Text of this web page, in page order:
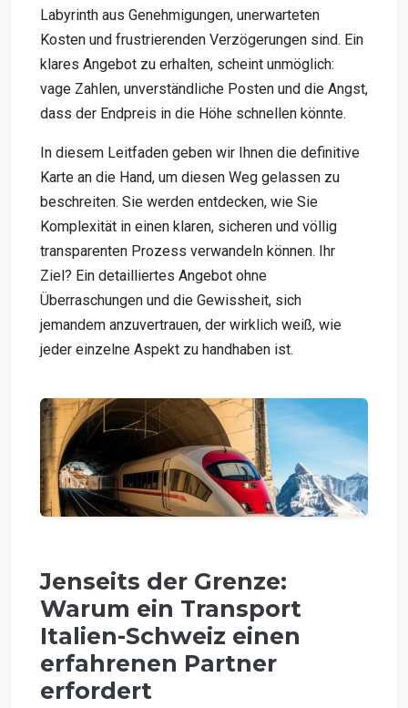
Labyrinth aus Genehmigungen, unerwarteten
Kosten und frustrierenden Verzögerungen sind. Ein
klares Angebot zu erhalten, scheint unmöglich:
vage Zahlen, unverständliche Posten und die Angst,
dass der Endpreis in die Höhe schnellen könnte.
In diesem Leitfaden geben wir Ihnen die definitive
Karte an die Hand, um diesen Weg gelassen zu
beschreiten. Sie werden entdecken, wie Sie
Komplexität in einen klaren, sicheren und völlig
transparenten Prozess verwandeln können. Ihr
Ziel? Ein detailliertes Angebot ohne
Überraschungen und die Gewissheit, sich
jemandem anzuvertrauen, der wirklich weiß, wie
jeder einzelne Aspekt zu handhaben ist.
Jenseits der Grenze:
Warum ein Transport
Italien-Schweiz einen
erfahrenen Partner
erfordert